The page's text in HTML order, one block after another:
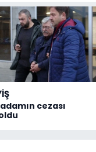
cezası